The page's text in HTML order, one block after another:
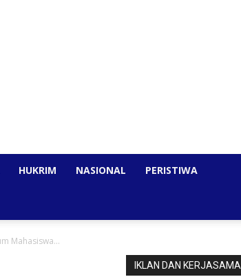
HUKRIM NASIONAL PERISTIWA
Mahasiswa...
IKLAN DAN KERJASAMA